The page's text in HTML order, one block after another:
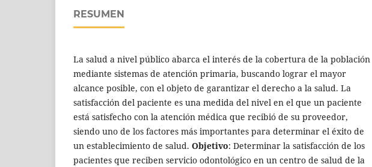
RESUMEN
La salud a nivel público abarca el interés de la cobertura de la población
mediante sistemas de atención primaria, buscando lograr el mayor
alcance posible, con el objeto de garantizar el derecho a la salud. La
satisfacción del paciente es una medida del nivel en el que un paciente
está satisfecho con la atención médica que recibió de su proveedor,
siendo uno de los factores más importantes para determinar el éxito de
un establecimiento de salud. Objetivo: Determinar la satisfacción de los
pacientes que reciben servicio odontológico en un centro de salud de la